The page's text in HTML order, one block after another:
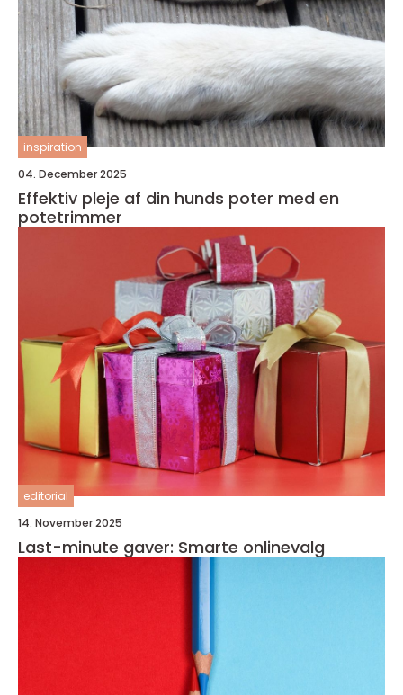
inspiration
04. December 2025
Effektiv pleje af din hunds poter med en
potetrimmer
editorial
14. November 2025
Last-minute gaver: Smarte onlinevalg